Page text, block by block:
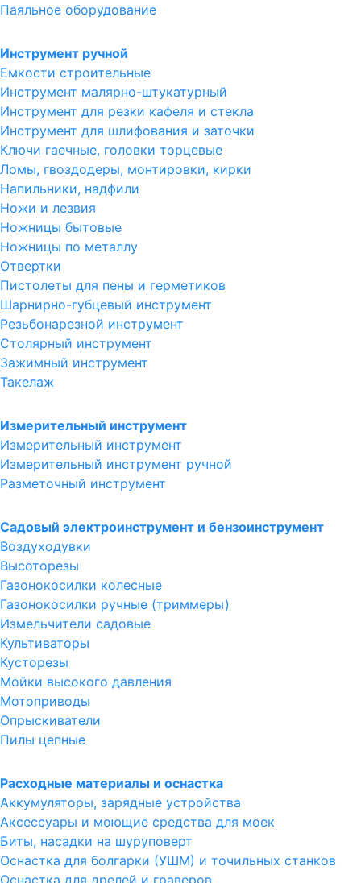
Паяльное оборудование
Инструмент ручной
Емкости строительные
Инструмент малярно-штукатурный
Инструмент для резки кафеля и стекла
Инструмент для шлифования и заточки
Ключи гаечные, головки торцевые
Ломы, гвоздодеры, монтировки, кирки
Напильники, надфили
Ножи и лезвия
Ножницы бытовые
Ножницы по металлу
Отвертки
Пистолеты для пены и герметиков
Шарнирно-губцевый инструмент
Резьбонарезной инструмент
Столярный инструмент
Зажимный инструмент
Такелаж
Измерительный инструмент
Измерительный инструмент
Измерительный инструмент ручной
Разметочный инструмент
Садовый электроинструмент и бензоинструмент
Воздуходувки
Высоторезы
Газонокосилки колесные
Газонокосилки ручные (триммеры)
Измельчители садовые
Культиваторы
Кусторезы
Мойки высокого давления
Мотоприводы
Опрыскиватели
Пилы цепные
Расходные материалы и оснастка
Аккумуляторы, зарядные устройства
Аксессуары и моющие средства для моек
Биты, насадки на шуруповерт
Оснастка для болгарки (УШМ) и точильных станков
Оснастка для дрелей и граверов